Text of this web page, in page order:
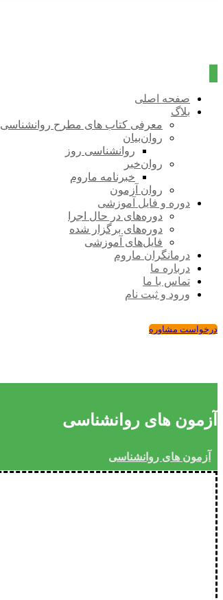
صفحه اصلی
بلاگ
معرفی کتاب های مطرح روانشناسی
روان‌بیان
روانشناسی روز
روان‌خبر
خبرنامه ماروم
روان آزمون
دوره و فایل آموزشی
دوره‌های در حال اجرا
دوره‌های برگزار شده
فایل‌های آموزشی
درمانگران ماروم
درباره ما
تماس با ما
ورود و ثبت نام
درخواست مشاوره
آزمون های روانشناسی
آزمون های روانشناسی